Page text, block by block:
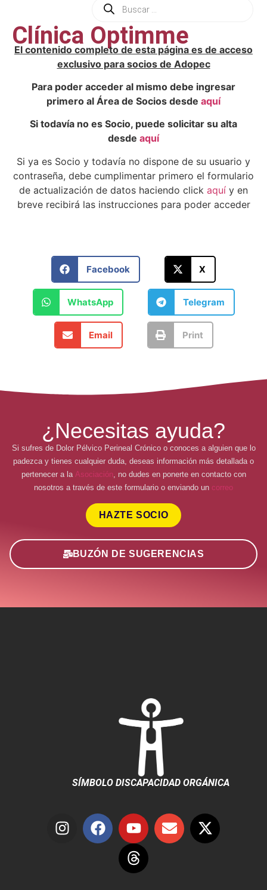
Clínica Optimme
El contenido completo de esta página es de acceso
exclusivo para socios de Adopec
Para poder acceder al mismo debe ingresar
primero al Área de Socios desde aquí
Si todavía no es Socio, puede solicitar su alta
desde aquí
Si ya es Socio y todavía no dispone de su usuario y
contraseña, debe cumplimentar primero el formulario
de actualización de datos haciendo click aquí y en
breve recibirá las instrucciones para poder acceder
Facebook X
WhatsApp Telegram
Email Print
¿Necesitas ayuda?
Si sufres de Dolor Pélvico Perineal Crónico o conoces a alguien que lo
padezca y tienes cualquier duda, deseas información más detallada o
pertenecer a la Asociación, no dudes en ponerte en contacto con
nosotros a través de este formulario o enviando un correo
HAZTE SOCIO
BUZÓN DE SUGERENCIAS
SÍMBOLO DISCAPACIDAD ORGÁNICA